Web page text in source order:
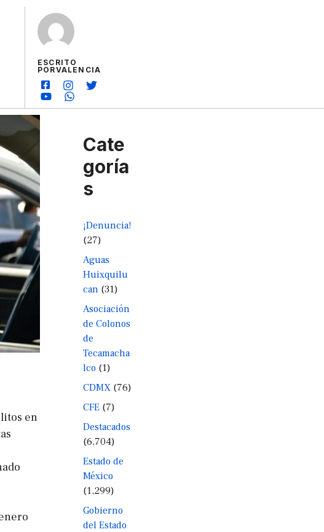
ESCRITO
PORVALENCIA
en
Cate
goría
s
¡Denuncia!
(27)
Aguas
Huixquilu
can (31)
Asociación
de Colonos
de
Tecamacha
lco (1)
CDMX (76)
CFE (7)
Destacados
(6,704)
Estado de
México
(1,299)
Gobierno
del Estado